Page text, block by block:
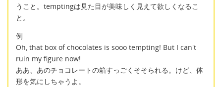
うこと。temptingは見た目が美味しく見えて欲しくなるこ
と。
例
Oh, that box of chocolates is sooo tempting! But I can't
ruin my figure now!
ああ、あのチョコレートの箱すっごくそそられる。けど、体
形を気にしちゃうよ。